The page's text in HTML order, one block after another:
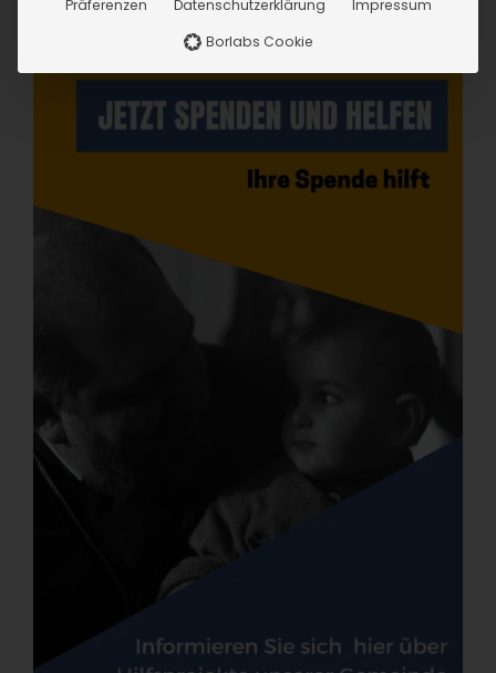
Präferenzen Datenschutzerklärung
Impressum
Borlabs Cookie